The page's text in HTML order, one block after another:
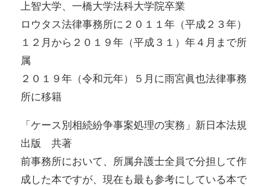
上智大学、一橋大学法科大学院卒業
ロウタス法律事務所に２０１１年（平成２３年）
１２月から２０１９年（平成３１）年４月まで所
属
２０１９年（令和元年）５月に雨宮眞也法律事務
所に移籍
「ケース別相続紛争事案処理の実務」新日本法規
出版 共著
前事務所において、所属弁護士全員で分担して作
成した本ですが、現在も最も参考にしている本で